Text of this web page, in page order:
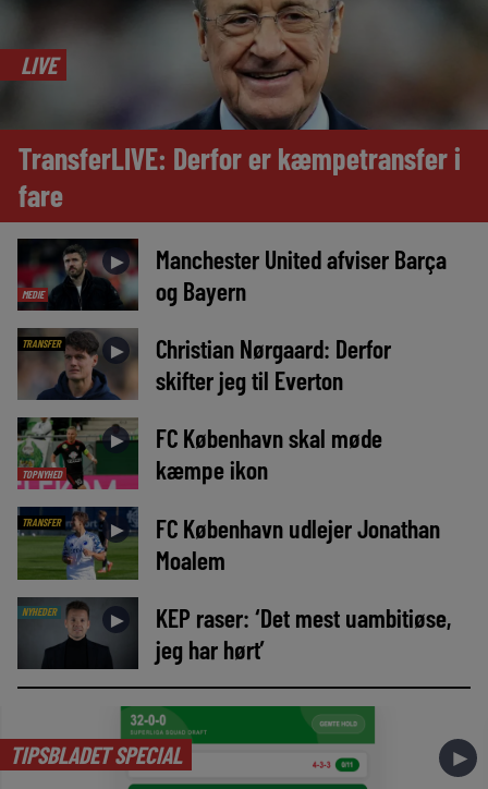
LIVE
TransferLIVE: Derfor er kæmpetransfer i
fare
MEDIE
►
Manchester United afviser Barça
og Bayern
TRANSFER ►
Christian Nørgaard: Derfor
skifter jeg til Everton
TOPNYHED
►
FC København skal møde
kæmpe ikon
TRANSFER ►
FC København udlejer Jonathan
Moalem
NYHEDER ►
KEP raser: ‘Det mest uambitiøse,
jeg har hørt’
TIPSBLADET SPECIAL ►